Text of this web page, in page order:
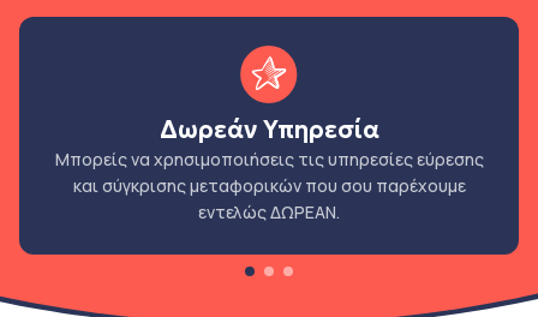
Δωρεάν Υπηρεσία
Μπορείς να χρησιμοποιήσεις τις υπηρεσίες εύρεσης
και σύγκρισης μεταφορικών που σου παρέχουμε
εντελώς ΔΩΡΕΑΝ.